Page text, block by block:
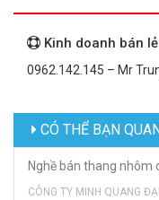
Kinh doanh bán
0962.142.145 – Mr
CÓ THỂ BẠN
Nghề bán thang nhôm
CÔNG TY MINH QUANG